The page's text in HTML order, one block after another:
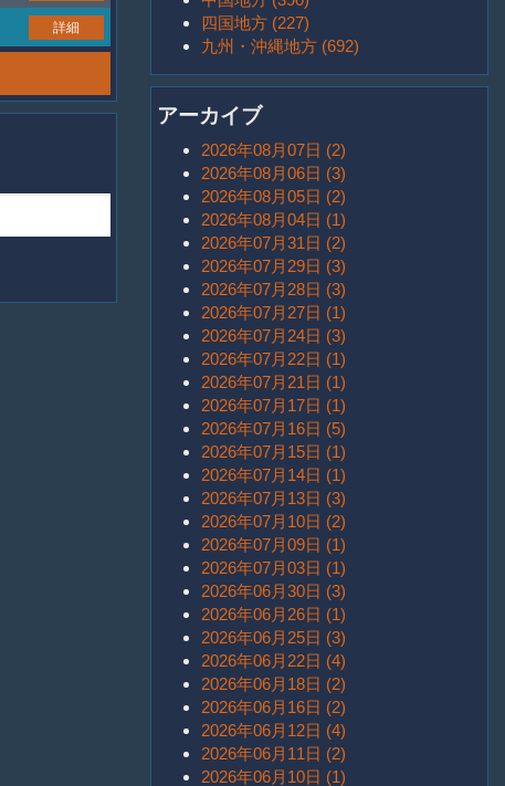
詳細
四国地方 (227)
九州・沖縄地方 (692)
アーカイブ
2026年08月07日 (2)
2026年08月06日 (3)
2026年08月05日 (2)
2026年08月04日 (1)
2026年07月31日 (2)
2026年07月29日 (3)
2026年07月28日 (3)
2026年07月27日 (1)
2026年07月24日 (3)
2026年07月22日 (1)
2026年07月21日 (1)
2026年07月17日 (1)
2026年07月16日 (5)
2026年07月15日 (1)
2026年07月14日 (1)
2026年07月13日 (3)
2026年07月10日 (2)
2026年07月09日 (1)
2026年07月03日 (1)
2026年06月30日 (3)
2026年06月26日 (1)
2026年06月25日 (3)
2026年06月22日 (4)
2026年06月18日 (2)
2026年06月16日 (2)
2026年06月12日 (4)
2026年06月11日 (2)
2026年06月10日 (1)